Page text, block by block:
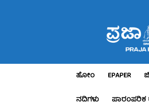
ಹೋಂ EPAPER
ನದಿಗಳು
ಪಾರಂಪರಿಕ